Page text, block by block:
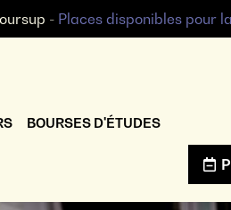
- Places disponibles pour
BOURSES D'ÉTUDES